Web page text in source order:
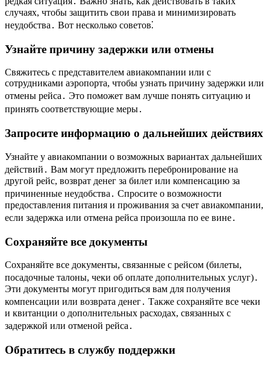
случаях, чтобы защитить свои права и минимизировать
неудобства․ Вот несколько советов⁚
Узнайте причину задержки или отмены
Свяжитесь с представителем авиакомпании или с
сотрудниками аэропорта, чтобы узнать причину задержки или
отмены рейса․ Это поможет вам лучше понять ситуацию и
принять соответствующие меры․
Запросите информацию о дальнейших действиях
Узнайте у авиакомпании о возможных вариантах дальнейших
действий․ Вам могут предложить перебронирование на
другой рейс, возврат денег за билет или компенсацию за
причиненные неудобства․ Спросите о возможности
предоставления питания и проживания за счет авиакомпании,
если задержка или отмена рейса произошла по ее вине․
Сохраняйте все документы
Сохраняйте все документы, связанные с рейсом (билеты,
посадочные талоны, чеки об оплате дополнительных услуг)․
Эти документы могут пригодиться вам для получения
компенсации или возврата денег․ Также сохраняйте все чеки
и квитанции о дополнительных расходах, связанных с
задержкой или отменой рейса․
Обратитесь в службу поддержки